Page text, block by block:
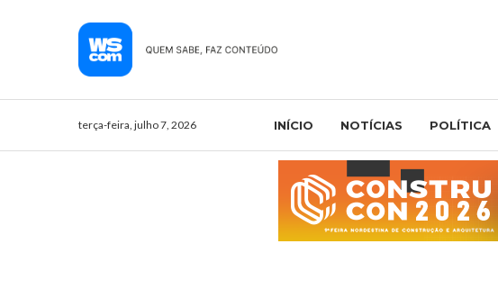
terça-feira, julho 7, 2026 INÍCIO NOTÍCIAS POLÍTICA